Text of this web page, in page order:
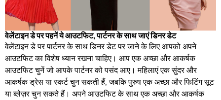
वेलेंटाइन डे पर पहनें ये आउटफिट, पार्टनर के साथ जाएं डिनर डेट
वेलेंटाइन डे पर पार्टनर के साथ डिनर डेट पर जाने के लिए आपको अपने
आउटफिट का विशेष ध्यान रखना चाहिए। आप एक अच्छा और आकर्षक
आउटफिट चुनें जो आपके पार्टनर को पसंद आए। महिलाएं एक सुंदर और
आकर्षक ड्रेस या स्कर्ट चुन सकती हैं, जबकि पुरुष एक अच्छा और फिटिंग सूट
या ब्लेज़र चुन सकते हैं। अपने आउटफिट के साथ एक अच्छा और आकर्षक